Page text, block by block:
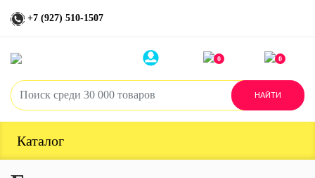
+7 (927) 510-1507
0 0
Каталог